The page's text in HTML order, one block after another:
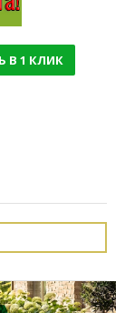
В 1 КЛИК